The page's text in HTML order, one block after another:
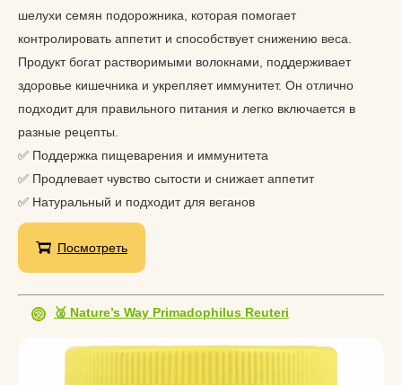
шелухи семян подорожника, которая помогает
контролировать аппетит и способствует снижению веса.
Продукт богат растворимыми волокнами, поддерживает
здоровье кишечника и укрепляет иммунитет. Он отлично
подходит для правильного питания и легко включается в
разные рецепты.
✅ Поддержка пищеварения и иммунитета
✅ Продлевает чувство сытости и снижает аппетит
✅ Натуральный и подходит для веганов
Посмотреть
🥈 Nature’s Way Primadophilus Reuteri